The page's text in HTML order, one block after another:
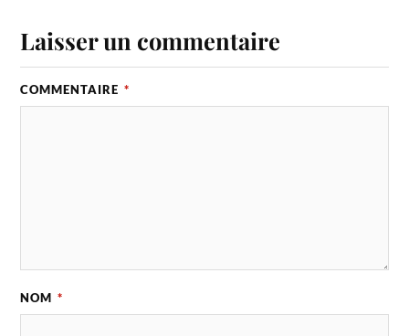
Laisser un commentaire
COMMENTAIRE *
NOM *